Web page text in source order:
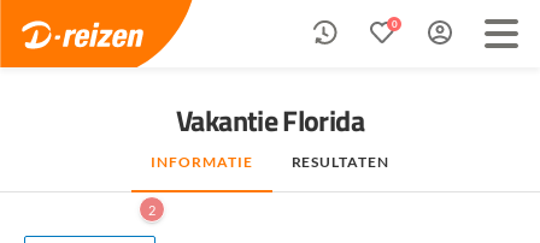
0
Vakantie Florida
INFORMATIE RESULTATEN
2